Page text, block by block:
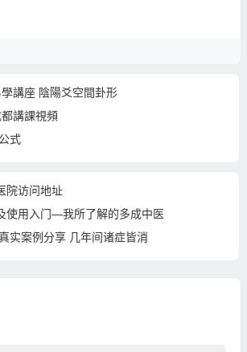
講座 陰陽爻空間卦形
講課視頻
式
院访问地址
使用入门—我所了解的多成中医
实案例分享 几年间诸症皆消